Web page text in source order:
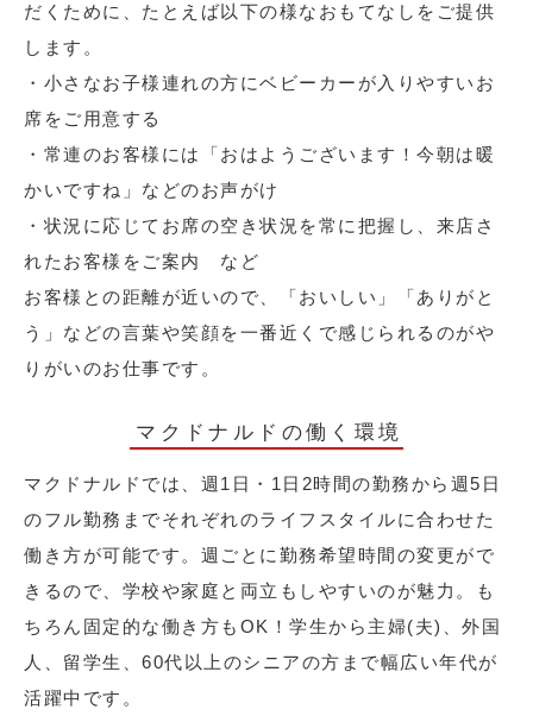
だくために、たとえば以下の様なおもてなしをご提供
します。
・小さなお子様連れの方にベビーカーが入りやすいお
席をご用意する
・常連のお客様には「おはようございます！今朝は暖
かいですね」などのお声がけ
・状況に応じてお席の空き状況を常に把握し、来店さ
れたお客様をご案内 など
お客様との距離が近いので、「おいしい」「ありがと
う」などの言葉や笑顔を一番近くで感じられるのがや
りがいのお仕事です。
マクドナルドの働く環境
マクドナルドでは、週1日・1日2時間の勤務から週5日
のフル勤務までそれぞれのライフスタイルに合わせた
働き方が可能です。週ごとに勤務希望時間の変更がで
きるので、学校や家庭と両立もしやすいのが魅力。も
ちろん固定的な働き方もOK！学生から主婦(夫)、外国
人、留学生、60代以上のシニアの方まで幅広い年代が
活躍中です。